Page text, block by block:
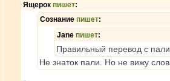
Ящерок пишет:
Сознание пишет:
Jane пишет:
Правильный перевод с
Не знаток пали. Но не вижу